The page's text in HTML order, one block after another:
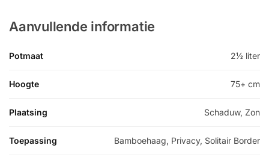
Aanvullende informatie
Potmaat 2½ liter
Hoogte 75+ cm
Plaatsing Schaduw, Zon
Toepassing Bamboehaag, Privacy, Solitair Border